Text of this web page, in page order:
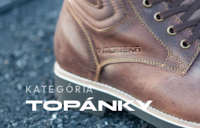
KATEGÓRIA
TOPÁNKY